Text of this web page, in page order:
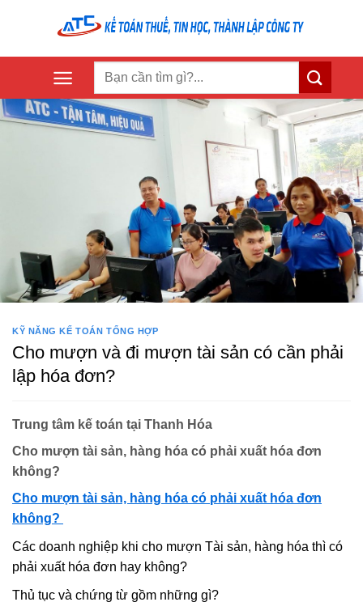
KỸ NĂNG KẾ TOÁN TỔNG HỢP
Cho mượn và đi mượn tài sản có cần phải
lập hóa đơn?
Trung tâm kế toán tại Thanh Hóa
Cho mượn tài sản, hàng hóa có phải xuất hóa đơn
không?
Cho mượn tài sản, hàng hóa có phải xuất hóa đơn
không?
Các doanh nghiệp khi cho mượn Tài sản, hàng hóa thì có
phải xuất hóa đơn hay không?
Thủ tục và chứng từ gồm những gì?